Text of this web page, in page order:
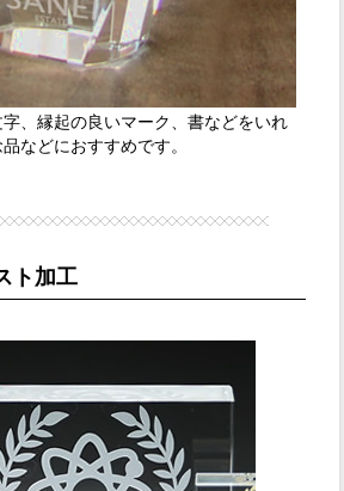
、縁起の良いマーク、書などをいれ
などにおすすめです。
ト加工